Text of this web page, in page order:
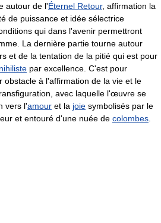
autour de l'Éternel Retour, affirmation la
de puissance et idée sélectrice
qui dans l'avenir permettront
La dernière partie tourne autour
et de la tentation de la pitié qui est pour
nihiliste par excellence. C'est pour
obstacle à l'affirmation de la vie et le
avec laquelle l'œuvre se
vers l'amour et la joie symbolisés par le
et entouré d'une nuée de colombes